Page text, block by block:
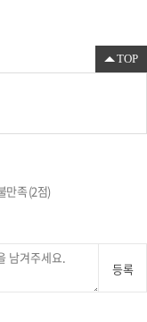
TOP
만족(2점)
등록